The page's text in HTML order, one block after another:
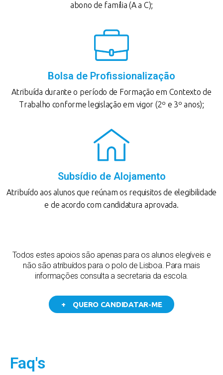
abono de família (A a C);
Bolsa de Profissionalização
Atribuída durante o período de Formação em Contexto de
Trabalho conforme legislação em vigor (2º e 3º anos);
Subsídio de Alojamento
Atribuído aos alunos que reúnam os requisitos de elegibilidade
e de acordo com candidatura aprovada.
Todos estes apoios são apenas para os alunos elegíveis e
não são atribuídos para o polo de Lisboa. Para mais
informações consulta a secretaria da escola.
+ QUERO CANDIDATAR-ME
Faq's